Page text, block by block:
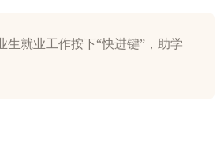
就业工作按下“快进键”，助学